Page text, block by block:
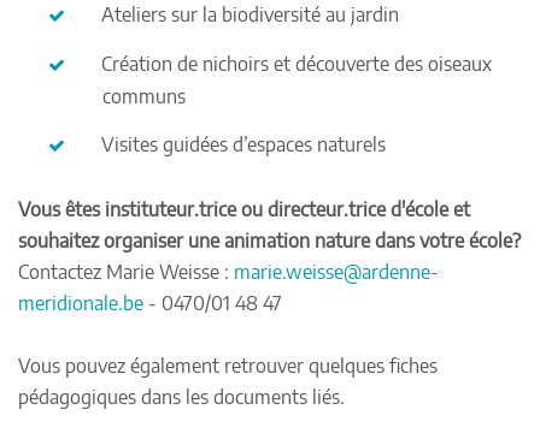
Ateliers sur la biodiversité au jardin
Création de nichoirs et découverte des oiseaux
communs
Visites guidées d’espaces naturels
Vous êtes instituteur.trice ou directeur.trice d'école et
souhaitez organiser une animation nature dans votre école?
Contactez Marie Weisse : marie.weisse@ardenne-
meridionale.be - 0470/01 48 47
Vous pouvez également retrouver quelques fiches
pédagogiques dans les documents liés.